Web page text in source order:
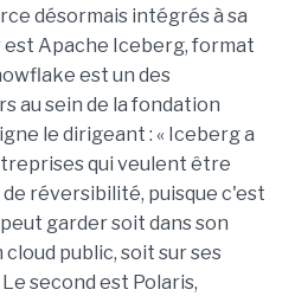
désormais intégrés à sa
Apache Iceberg, format
est un des
au sein de la fondation
le dirigeant : « Iceberg a
qui veulent être
réversibilité, puisque c'est
garder soit dans son
public, soit sur ses
second est Polaris,